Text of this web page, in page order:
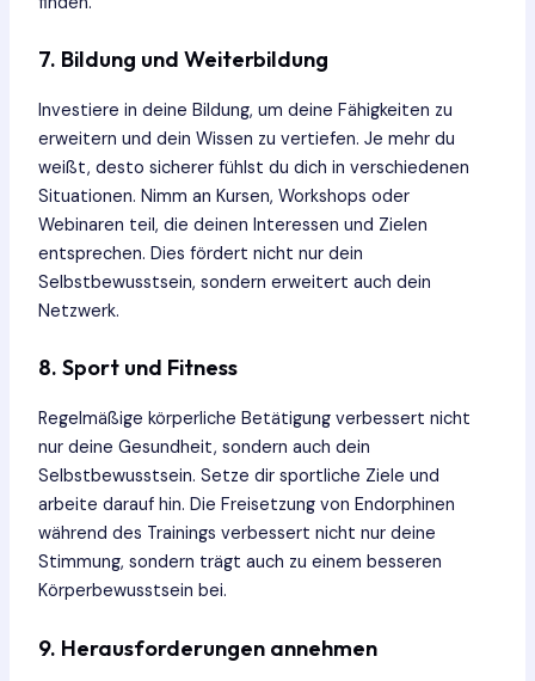
7. Bildung und Weiterbildung
Investiere in deine Bildung, um deine Fähigkeiten zu
erweitern und dein Wissen zu vertiefen. Je mehr du
weißt, desto sicherer fühlst du dich in verschiedenen
Situationen. Nimm an Kursen, Workshops oder
Webinaren teil, die deinen Interessen und Zielen
entsprechen. Dies fördert nicht nur dein
Selbstbewusstsein, sondern erweitert auch dein
Netzwerk.
8. Sport und Fitness
Regelmäßige körperliche Betätigung verbessert nicht
nur deine Gesundheit, sondern auch dein
Selbstbewusstsein. Setze dir sportliche Ziele und
arbeite darauf hin. Die Freisetzung von Endorphinen
während des Trainings verbessert nicht nur deine
Stimmung, sondern trägt auch zu einem besseren
Körperbewusstsein bei.
9. Herausforderungen annehmen